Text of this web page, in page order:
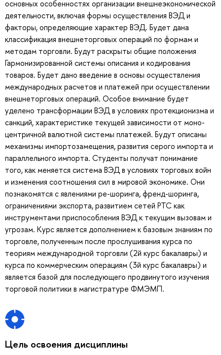
основных особенностях организации внешнеэкономической
деятельности, включая формы осуществления ВЭД и
факторы, определяющие характер ВЭД. Будет дана
классификация внешнеторговых операций по формам и
методам торговли. Будут раскрыты общие положения
Гармонизированной системы описания и кодирования
товаров. Будет дано введение в основы осуществления
международных расчетов и платежей при осуществлении
внешнеторговых операций. Особое внимание будет
уделено трансформации ВЭД в условиях протекционизма и
санкций, характеристике текущей зависимости от моно-
центричной валютной системы платежей. Будут описаны
механизмы импортозамещения, развития серого импорта и
параллельного импорта. Студенты получат понимание
того, как меняется система ВЭД в условиях торговых войн
и изменения соотношения сил в мировой экономике. Они
познакомятся с явлениями ре-шоринга, френд-шоринга,
ограничениями экспорта, развитием сетей РТС как
инструментами приспособления ВЭД к текущим вызовам и
угрозам. Курс является дополнением к базовым знаниям по
торговле, полученным после прослушивания курса по
теориям международной торговли (2й курс бакалавры) и
курса по коммерческим операциям (3й курс бакалавры) и
является базой для последующего продвинутого изучения
торговой политики в магистратуре ФМЭМП.
Цель освоения дисциплины